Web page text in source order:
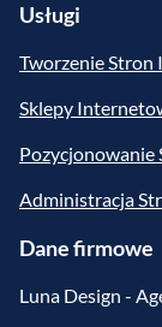
Usługi
Tworzenie
Sklepy
Pozycjonowanie
Administracja
Dane firmowe
Luna Design -